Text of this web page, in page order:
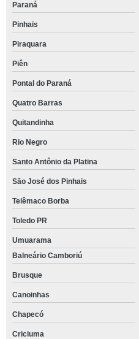
Paraná
Pinhais
Piraquara
Piên
Pontal do Paraná
Quatro Barras
Quitandinha
Rio Negro
Santo Antônio da Platina
São José dos Pinhais
Telêmaco Borba
Toledo PR
Umuarama
Balneário Camboriú
Brusque
Canoinhas
Chapecó
Criciuma